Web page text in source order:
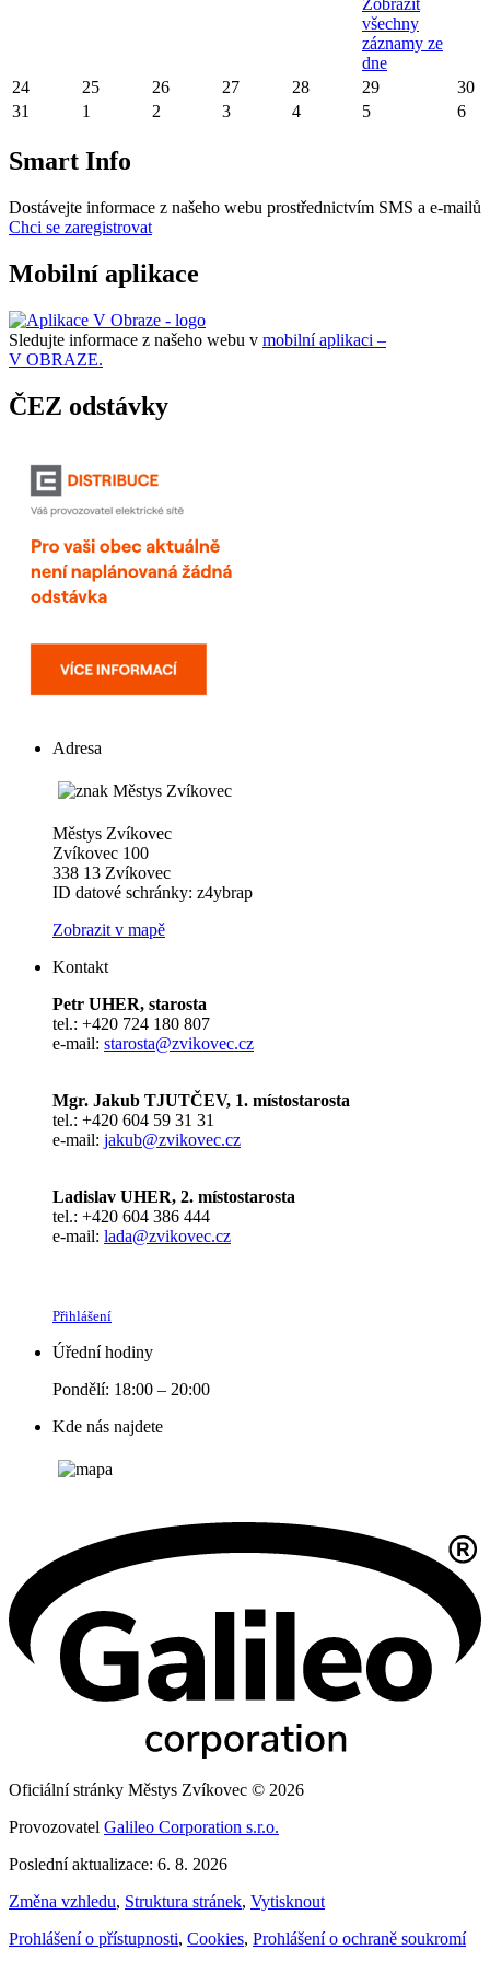
Zobrazit
všechny
záznamy ze
dne
24 25 26 27 28 29
30
31
1 2 3 4 5 6
Smart Info
Dostávejte informace z našeho webu prostřednictvím SMS a e-mailů
Chci se zaregistrovat
Mobilní aplikace
Sledujte informace z našeho webu v mobilní aplikaci –
V OBRAZE.
ČEZ odstávky
Adresa
Městys Zvíkovec
Zvíkovec 100
338 13 Zvíkovec
ID datové schránky: z4ybrap
Zobrazit v mapě
Kontakt
Petr UHER, starosta
tel.: +420 724 180 807
e-mail: starosta@zvikovec.cz
Mgr. Jakub TJUTČEV, 1. místostarosta
tel.: +420 604 59 31 31
e-mail: jakub@zvikovec.cz
Ladislav UHER, 2. místostarosta
tel.: +420 604 386 444
e-mail: lada@zvikovec.cz
Přihlášení
Úřední hodiny
Pondělí: 18:00 – 20:00
Kde nás najdete
Oficiální stránky Městys Zvíkovec © 2026
Provozovatel Galileo Corporation s.r.o.
Poslední aktualizace: 6. 8. 2026
Změna vzhledu, Struktura stránek, Vytisknout
Prohlášení o přístupnosti, Cookies, Prohlášení o ochraně soukromí